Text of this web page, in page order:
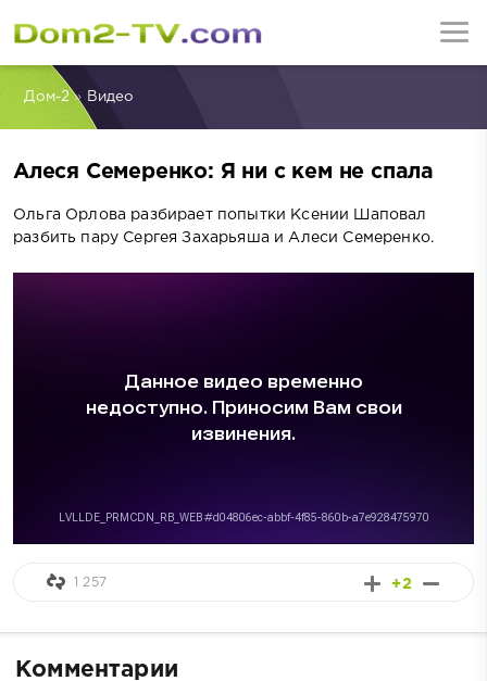
Дом-2» Видео
Алеся Семеренко: Я ни с кем не спала
Ольга Орлова разбирает попытки Ксении Шаповал
разбить пару Сергея Захарьяша и Алеси Семеренко.
+2
1 257
Комментарии